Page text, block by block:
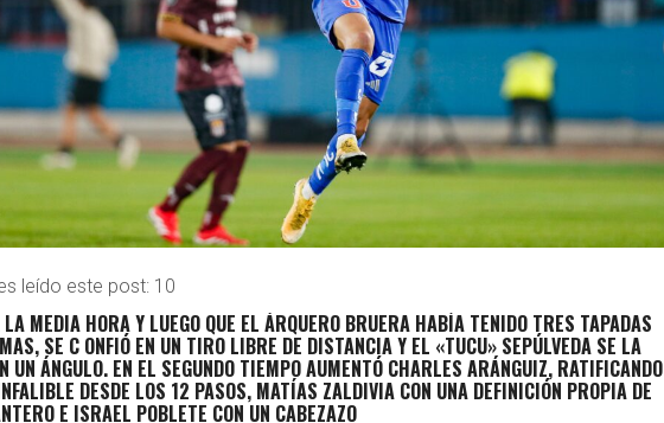
leído este post: 10
MEDIA HORA Y LUEGO QUE EL ÁRQUERO BRUERA HABÍA TENIDO TRES TAPADAS
SE C ONFIÓ EN UN TIRO LIBRE DE DISTANCIA Y EL «TUCU» SEPÚLVEDA SE LA
UN ÁNGULO. EN EL SEGUNDO TIEMPO AUMENTÓ CHARLES ARÁNGUIZ, RATIFICANDO
DESDE LOS 12 PASOS, MATÍAS ZALDIVIA CON UNA DEFINICIÓN PROPIA DE
E ISRAEL POBLETE CON UN CABEZAZO